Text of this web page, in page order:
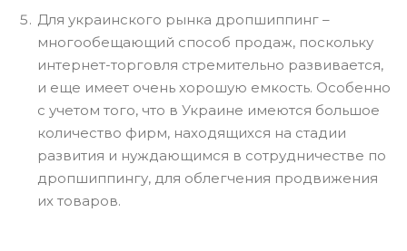
Для украинского рынка дропшиппинг –
многообещающий способ продаж, поскольку
интернет-торговля стремительно развивается,
и еще имеет очень хорошую емкость. Особенно
с учетом того, что в Украине имеются большое
количество фирм, находящихся на стадии
развития и нуждающимся в сотрудничестве по
дропшиппингу, для облегчения продвижения
их товаров.